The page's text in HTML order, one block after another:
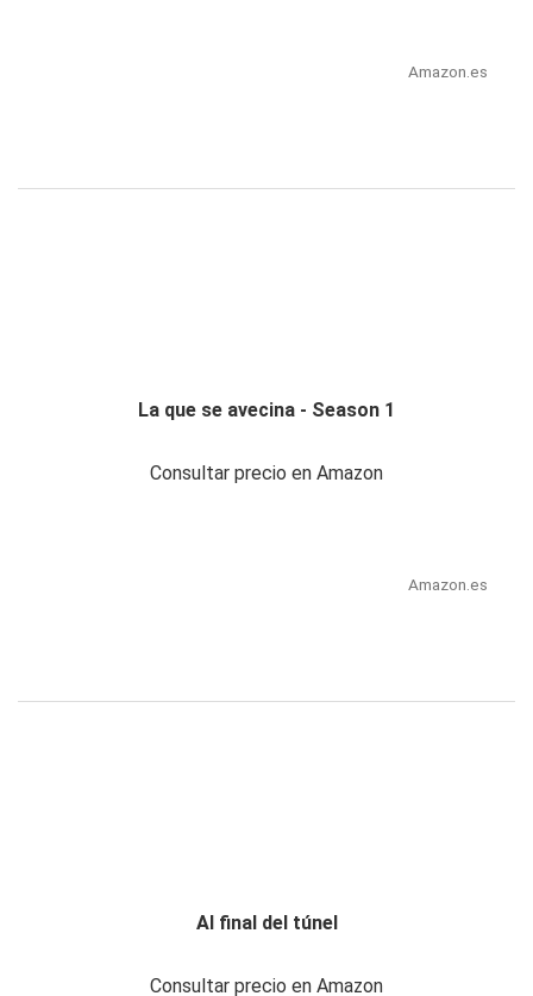
Amazon.es
La que se avecina - Season 1
Consultar precio en Amazon
Amazon.es
Al final del túnel
Consultar precio en Amazon